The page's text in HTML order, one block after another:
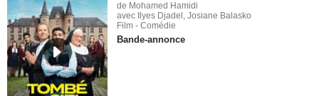
de Mohamed Hamidi
avec Ilyes Djadel, Josiane Balasko
Film - Comédie
Bande-annonce